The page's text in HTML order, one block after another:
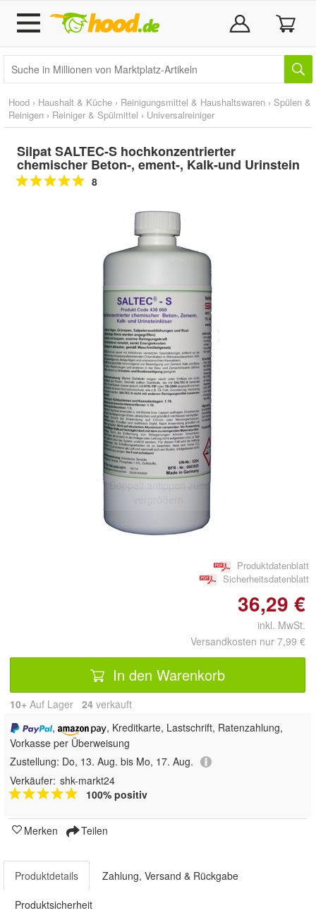
Hood › Haushalt & Küche › Reinigungsmittel & Haushaltswaren › Spülen &
Reinigen › Reiniger & Spülmittel › Universalreiniger
Silpat SALTEC-S hochkonzentrierter
chemischer Beton-, ement-, Kalk-und Urinstein
8
Doppelt antippen zum
Produktdatenblatt
Sicherheitsdatenblatt
36,29 €
inkl. MwSt.
Versandkosten nur 7,99 €
In den Warenkorb
10+ Auf Lager 24 verkauft
,
, Kreditkarte, Lastschrift, Ratenzahlung,
Vorkasse per Überweisung
Zustellung: Do, 13. Aug. bis Mo, 17. Aug.
Verkäufer: shk-markt24
100% positiv
Merken Teilen
Produktdetails Zahlung, Versand & Rückgabe
Produktsicherheit